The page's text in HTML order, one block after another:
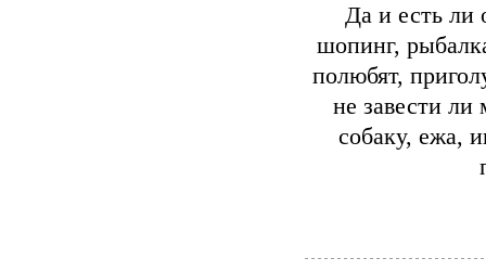
Да и есть ли
шопинг,
полюбят,
не завести ли
собаку, ежа,